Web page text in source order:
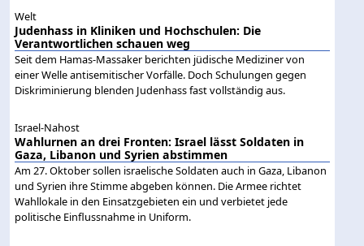
Welt
Judenhass in Kliniken und Hochschulen: Die
Verantwortlichen schauen weg
Seit dem Hamas-Massaker berichten jüdische Mediziner von
einer Welle antisemitischer Vorfälle. Doch Schulungen gegen
Diskriminierung blenden Judenhass fast vollständig aus.
Israel-Nahost
Wahlurnen an drei Fronten: Israel lässt Soldaten in
Gaza, Libanon und Syrien abstimmen
Am 27. Oktober sollen israelische Soldaten auch in Gaza, Libanon
und Syrien ihre Stimme abgeben können. Die Armee richtet
Wahllokale in den Einsatzgebieten ein und verbietet jede
politische Einflussnahme in Uniform.